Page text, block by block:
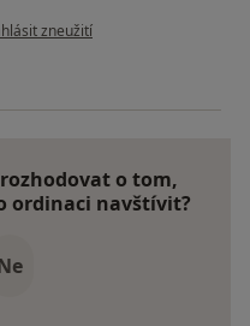
názoru uživatele Maggie
zneužití
o tom,
ordinaci navštívit?